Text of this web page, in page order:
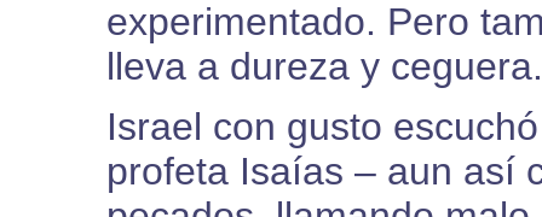
experimentado. Pero
lleva a dureza y
Israel con gusto
profeta Isaías – aun así